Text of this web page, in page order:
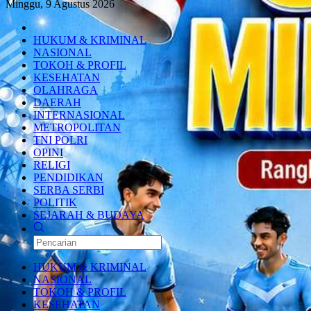
Minggu, 9 Agustus 2026
HUKUM & KRIMINAL
NASIONAL
TOKOH & PROFIL
KESEHATAN
OLAHRAGA
DAERAH
INTERNASIONAL
METROPOLITAN
TNI POLRI
OPINI
RELIGI
PENDIDIKAN
SERBA SERBI
POLITIK
SEJARAH & BUDAYA
HUKUM & KRIMINAL
NASIONAL
TOKOH & PROFIL
KESEHATAN